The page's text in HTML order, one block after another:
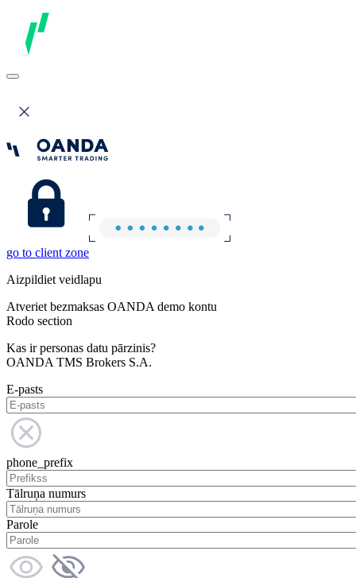
go to client zone
Aizpildiet veidlapu
Atveriet bezmaksas OANDA demo kontu
Rodo section
Kas ir personas datu pārzinis?
OANDA TMS Brokers S.A.
E-pasts
phone_prefix
Tālruņa numurs
Parole